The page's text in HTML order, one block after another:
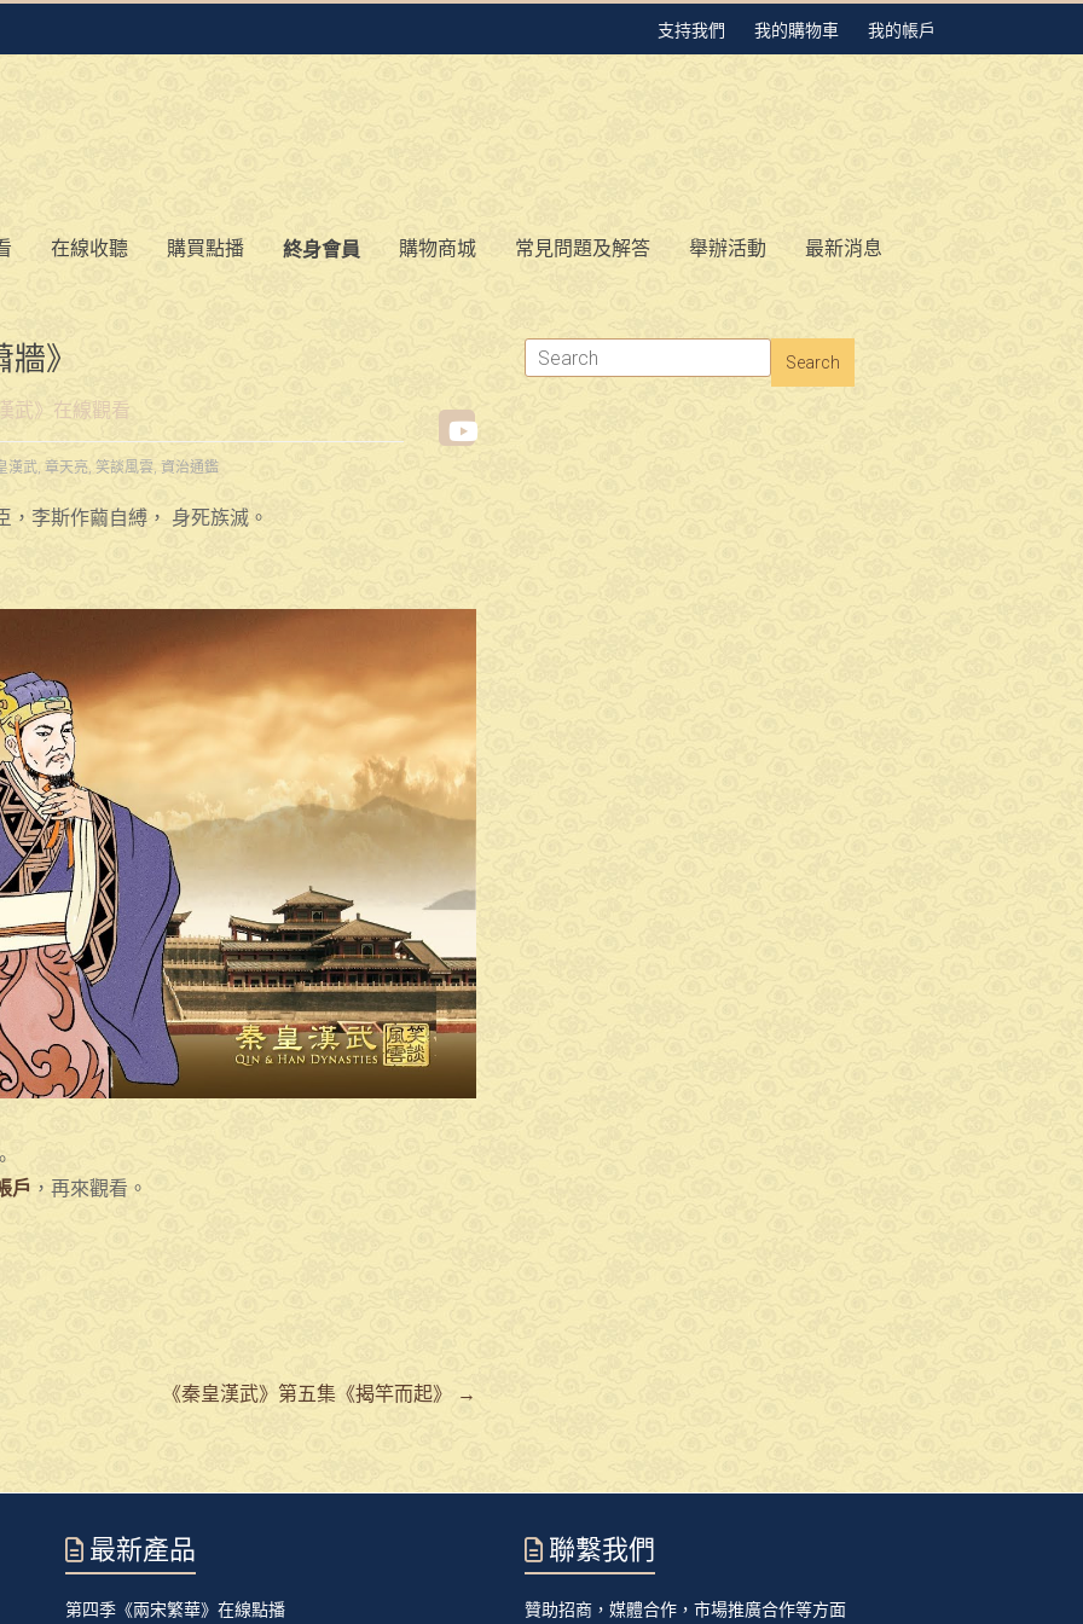
支持我們 我的購物車 我的帳戶
在線收聽 購買點播 終身會員 購物商城 常見問題及解答 舉辦活動 最新消息
》
武》在線觀看
漢武, 章天亮, 笑談風雲, 資治通鑑
李斯作繭自縛， 身死族滅。
戶 ，再來觀看。
《秦皇漢武》第五集《揭竿而起》 →
最新產品
第四季《兩宋繁華》在線點播
聯繫我們
贊助招商，媒體合作，市場推廣合作等方面